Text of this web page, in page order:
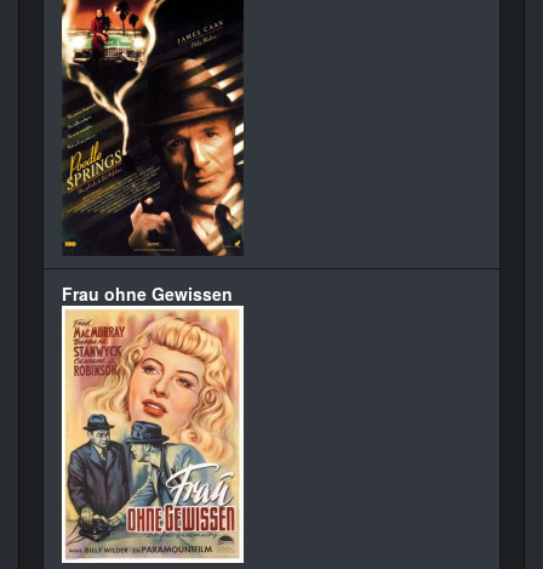
Frau ohne Gewissen